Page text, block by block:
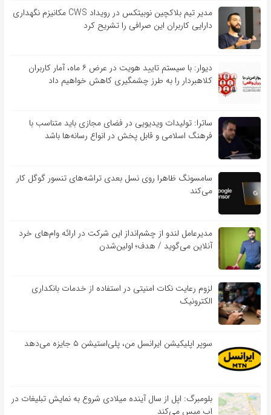
مدیر تیم بلاکچین نوبیتکس در رویداد CWS مکانیزم نگهداری
دارایی کاربران این صرافی را تشریح کرد
دیوار: با سیستم تایید هویت در عرض ۶ ماه، آمار کاربران
کلاهبردار را به طرز چشمگیری کاهش خواهیم داد
ساترا: تولیدات ویدیویی در فضای مجازی باید متناسب با
فرهنگ اسلامی و قابل پخش در انواع رسانه‌ها باشد
سامسونگ ظاهرا روی نسل بعدی تراشه‌های تنسور گوگل کار
می‌کند
مدیرعامل لندو از چشم‌انداز این شرکت در ارائه وام‌های خرد
آنلاین می‌گوید / هدف؛ اولین‌شدن
لزوم رعایت نکات امنیتی در استفاده از خدمات بانکداری
الکترونیک
سوپر اپلیکیشن ایرانسل من، پلی‌استیشن ۵ جایزه می‌دهد
بلومبرگ: اپل از سال آینده میلادی شروع به نمایش تبلیغات در
اپ مپس می‌کند